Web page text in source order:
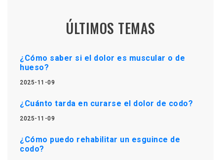
ÚLTIMOS TEMAS
¿Cómo saber si el dolor es muscular o de
hueso?
2025-11-09
¿Cuánto tarda en curarse el dolor de codo?
2025-11-09
¿Cómo puedo rehabilitar un esguince de
codo?